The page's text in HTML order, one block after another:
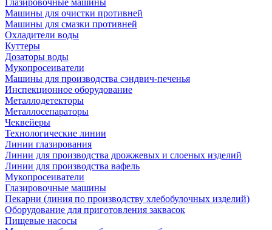
Глазировочные машины
Машины для очистки противней
Машины для смазки противней
Охладители воды
Куттеры
Дозаторы воды
Мукопросеиватели
Машины для производства сэндвич-печенья
Инспекционное оборудование
Металлодетекторы
Металлосепараторы
Чеквейеры
Технологические линии
Линии глазирования
Линии для производства дрожжевых и слоеных изделий
Линии для производства вафель
Мукопросеиватели
Глазировочные машины
Пекарни (линия по производству хлебобулочных изделий)
Оборудование для приготовления заквасок
Пищевые насосы